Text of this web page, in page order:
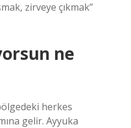
zirveye çıkmak”
ne
herkes
gelir. Ayyuka